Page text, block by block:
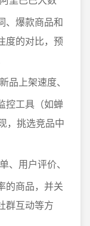
、爆款商品和
度的对比，预
品上架速度、
控工具（如蝉
，挑选竞品中
、用户评价、
的商品，并关
群互动等方